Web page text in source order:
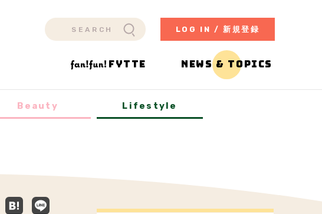
LOG IN / 新規登録
FYTTE NEWS & TOPICS
Beauty Lifestyle